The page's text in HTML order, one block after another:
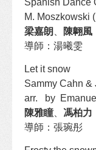
M. Moszkowski
梁嘉朗
陳翺風
導師：湯曦雯
Let it snow
Sammy Cahn &
arr. by
陳雅瞳
馮柏力
導師：張琬彤